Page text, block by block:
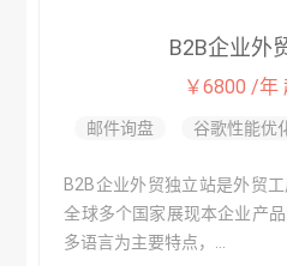
B2B企业外
￥6800 /年
邮件询盘 谷歌性能优
B2B企业外贸独立站是外贸
全球多个国家展现本企业产
多语言为主要特点，...